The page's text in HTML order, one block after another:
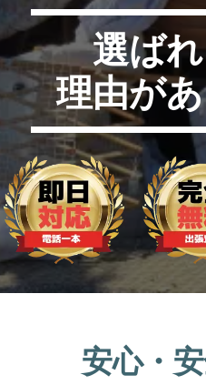
選ば
理由が
安心・